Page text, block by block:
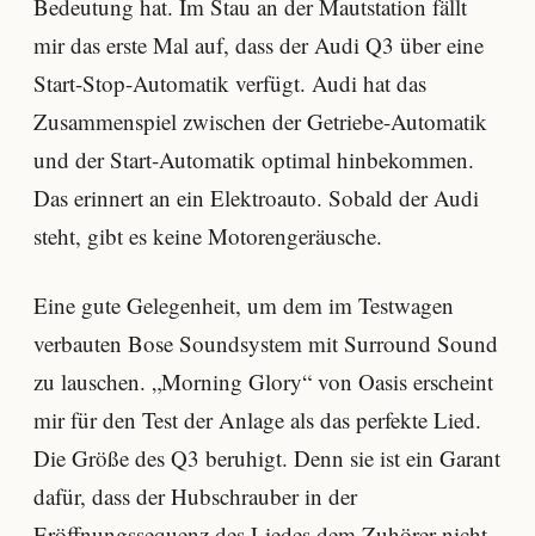
Bedeutung hat. Im Stau an der Mautstation fällt
mir das erste Mal auf, dass der Audi Q3 über eine
Start-Stop-Automatik verfügt. Audi hat das
Zusammenspiel zwischen der Getriebe-Automatik
und der Start-Automatik optimal hinbekommen.
Das erinnert an ein Elektroauto. Sobald der Audi
steht, gibt es keine Motorengeräusche.
Eine gute Gelegenheit, um dem im Testwagen
verbauten Bose Soundsystem mit Surround Sound
zu lauschen. „Morning Glory“ von Oasis erscheint
mir für den Test der Anlage als das perfekte Lied.
Die Größe des Q3 beruhigt. Denn sie ist ein Garant
dafür, dass der Hubschrauber in der